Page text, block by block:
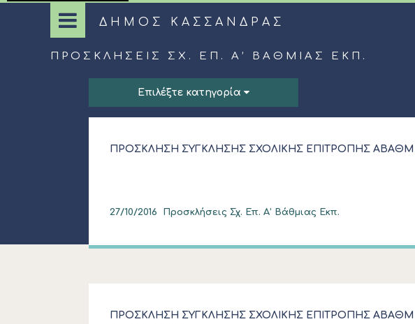
ΔΗΜΟΣ ΚΑΣΣΑΝΔΡΑΣ
ΠΡΟΣΚΛΉΣΕΙΣ ΣΧ. ΕΠ. Α’ ΒΆΘΜΙΑΣ ΕΚΠ.
Επιλέξτε κατηγορία
ΠΡΟΣΚΛΗΣΗ ΣΥΓΚΛΗΣΗΣ ΣΧΟΛΙΚΗΣ ΕΠΙΤΡΟΠΗΣ
27/10/2016 Προσκλήσεις Σχ. Επ. Α’ Βάθμιας Εκπ.
ΠΡΟΣΚΛΗΣΗ ΣΥΓΚΛΗΣΗΣ ΣΧΟΛΙΚΗΣ ΕΠΙΤΡΟΠΗΣ